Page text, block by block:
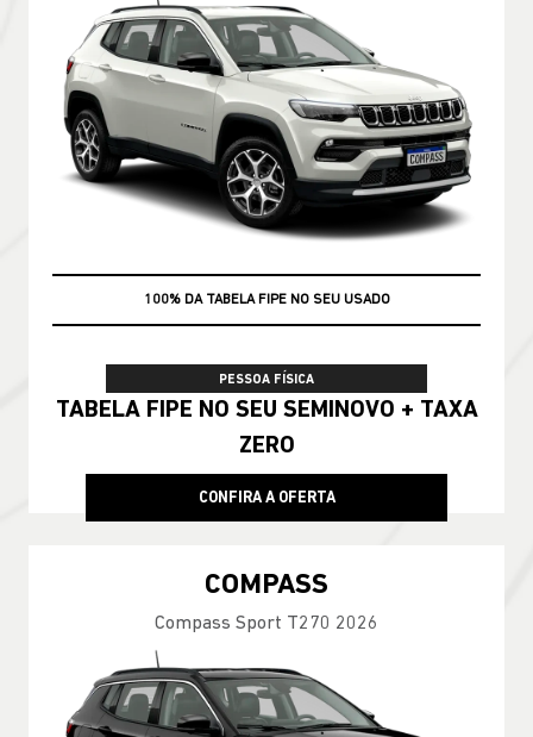
100% DA TABELA FIPE NO SEU USADO
PESSOA FÍSICA
TABELA FIPE NO SEU SEMINOVO + TAXA
ZERO
CONFIRA A OFERTA
COMPASS
Compass Sport T270 2026